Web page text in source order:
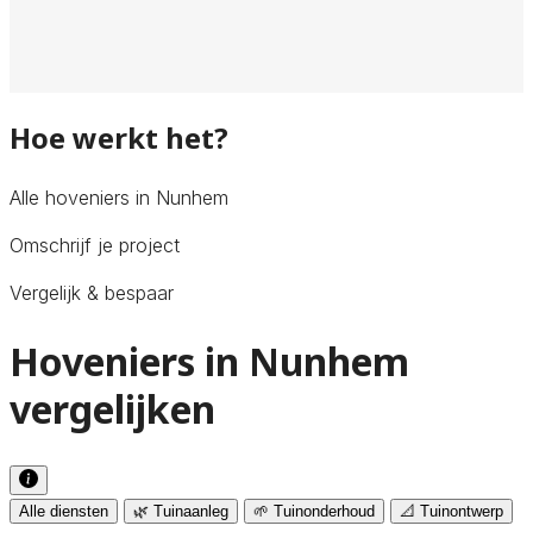
Hoe werkt het?
Alle hoveniers in Nunhem
Omschrijf je project
Vergelijk & bespaar
Hoveniers in Nunhem
vergelijken
Alle diensten 🌿 Tuinaanleg 🌱 Tuinonderhoud 📐 Tuinontwerp